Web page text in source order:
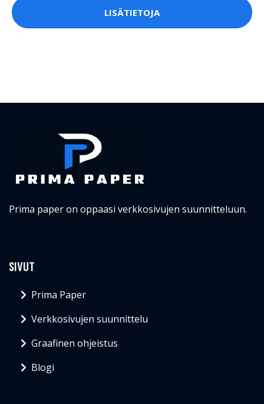
LISÄTIETOJA
Prima paper on oppaasi verkkosivujen suunnitteluun.
SIVUT
Prima Paper
Verkkosivujen suunnittelu
Graafinen ohjeistus
Blogi